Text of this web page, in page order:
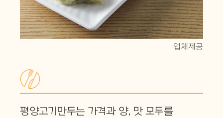
업체제공
평양고기만두는 가격과 양, 맛 모두를